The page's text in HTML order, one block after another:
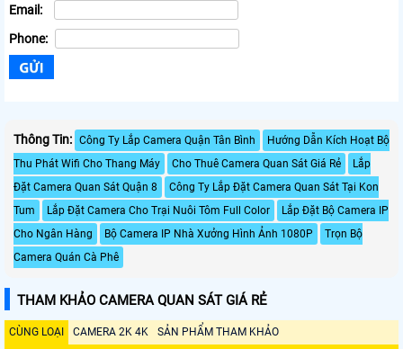
Email:
Phone:
Thông Tin: Công Ty Lắp Camera Quận Tân Bình
Hướng Dẫn Kích Hoạt Bộ
Thu Phát Wifi Cho Thang Máy
Cho Thuê Camera Quan Sát Giá Rẻ
Lắp
Đặt Camera Quan Sát Quận 8
Công Ty Lắp Đặt Camera Quan Sát Tại Kon
Tum
Lắp Đặt Camera Cho Trại Nuôi Tôm Full Color
Lắp Đặt Bộ Camera IP
Cho Ngân Hàng
Bộ Camera IP Nhà Xưởng Hình Ảnh 1080P
Trọn Bộ
Camera Quán Cà Phê
THAM KHẢO CAMERA QUAN SÁT GIÁ RẺ
CÙNG LOẠI CAMERA 2K 4K SẢN PHẨM THAM KHẢO